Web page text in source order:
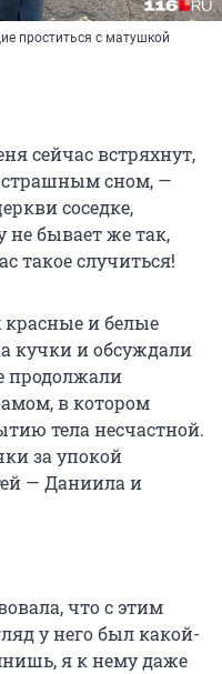
проститься с матушкой
сейчас встряхнут,
страшным сном, —
соседке,
не бывает же так,
такое случиться!
красные и белые
кучки и обсуждали
продолжали
в котором
тела несчастной.
за упокой
— Даниила и
что с этим
у него был какой-
я к нему даже